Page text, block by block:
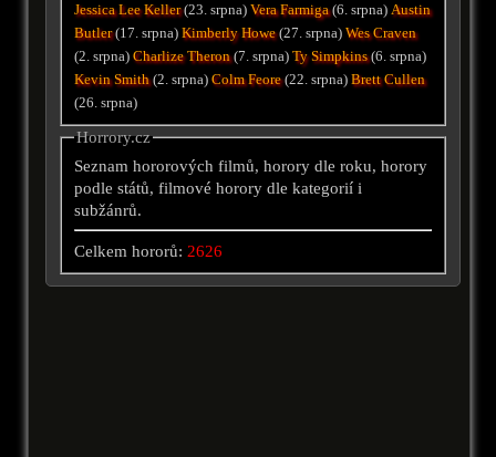
Jessica Lee Keller(23. srpna)Vera Farmiga(6. srpna)Austin
Butler(17. srpna)Kimberly Howe(27. srpna)Wes Craven
(2. srpna)Charlize Theron(7. srpna)Ty Simpkins(6. srpna)
Kevin Smith(2. srpna)Colm Feore(22. srpna)Brett Cullen
(26. srpna)
Horrory.cz
Seznam hororových filmů, horory dle roku, horory
podle států, filmové horory dle kategorií i
subžánrů.
Celkem hororů: 2626